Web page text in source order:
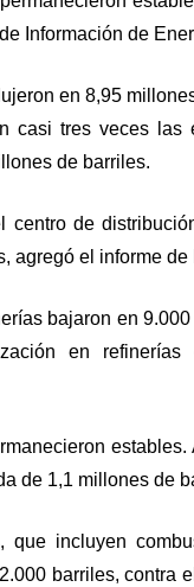
Información de
en 8,95
casi tres veces las
de barriles.
centro de
agregó el informe de
bajaron en
en refinerías
de 1,1 millones de
que incluyen
barriles, contra